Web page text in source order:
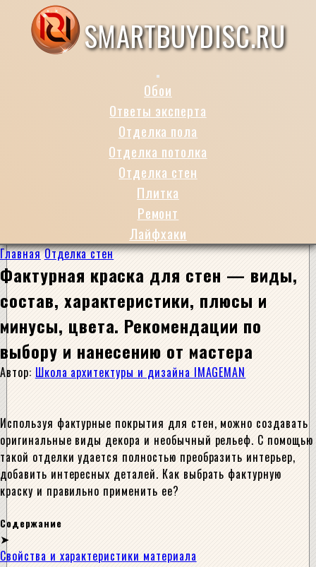
SMARTBUYDISC.RU
Обои
Ответы эксперта
Отделка пола
Отделка потолка
Отделка стен
Плитка
Ремонт
Лайфхаки
Главная Отделка стен
Фактурная краска для стен — виды,
состав, характеристики, плюсы и
минусы, цвета. Рекомендации по
выбору и нанесению от мастера
Автор: Школа архитектуры и дизайна IMAGEMAN
Используя фактурные покрытия для стен, можно создавать
оригинальные виды декора и необычный рельеф. С помощью
такой отделки удается полностью преобразить интерьер,
добавить интересных деталей. Как выбрать фактурную
краску и правильно применить ее?
Содержание
Свойства и характеристики материала